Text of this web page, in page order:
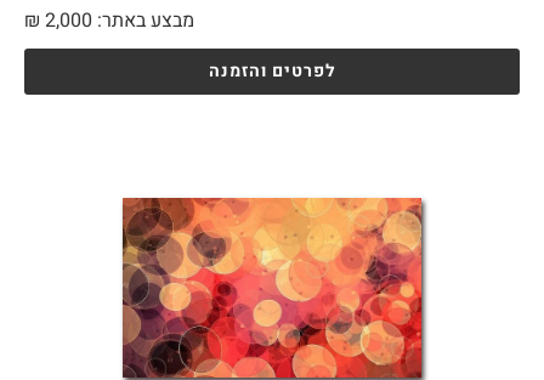
מבצע באתר:
₪ 2,000
לפרטים והזמנה